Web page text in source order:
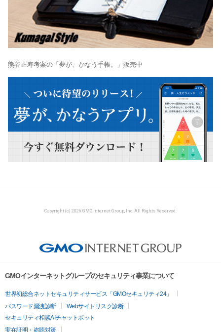
熊谷正寿考案の「夢が、かなう手帳。」販売中
Copyright (c) 2026 GMO Internet Group, Inc. All Rights Reserved.
GMOインターネットグループのセキュリティ事業について
世界初総合ネットセキュリティサービス「GMOセキュリティ24」
パスワード漏洩診断
Webサイトリスク診断
セキュリティ相談AIチャットボット
実在証明・盗聴対策